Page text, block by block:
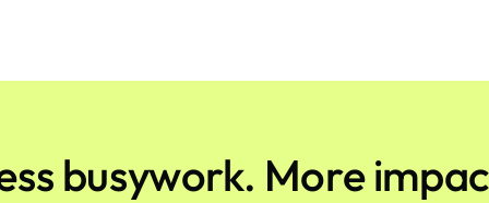
busywork. More